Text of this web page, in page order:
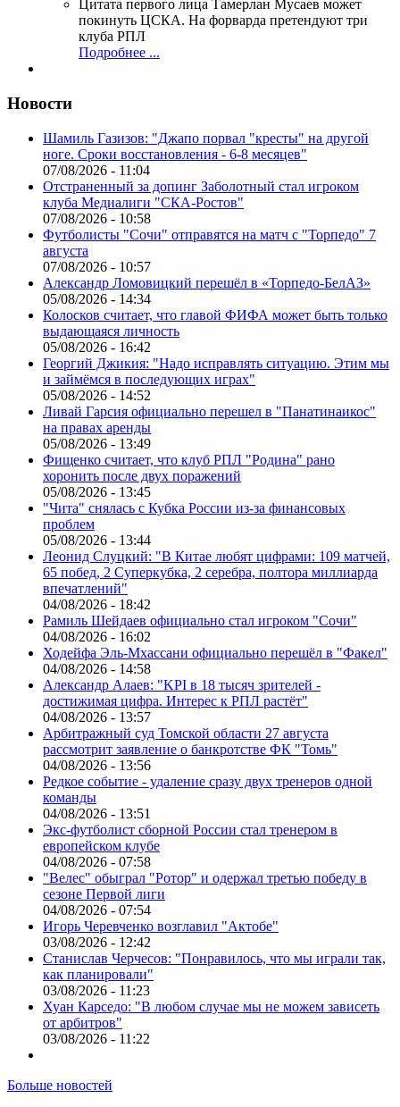
Цитата первого лица Тамерлан Мусаев может
покинуть ЦСКА. На форварда претендуют три
клуба РПЛ
Подробнее ...
Новости
Шамиль Газизов: "Джапо порвал "кресты" на другой
ноге. Сроки восстановления - 6-8 месяцев"
07/08/2026 - 11:04
Отстраненный за допинг Заболотный стал игроком
клуба Медиалиги "СКА-Ростов"
07/08/2026 - 10:58
Футболисты "Сочи" отправятся на матч с "Торпедо" 7
августа
07/08/2026 - 10:57
Александр Ломовицкий перешёл в «Торпедо-БелАЗ»
05/08/2026 - 14:34
Колосков считает, что главой ФИФА может быть только
выдающаяся личность
05/08/2026 - 16:42
Георгий Джикия: "Надо исправлять ситуацию. Этим мы
и займёмся в последующих играх"
05/08/2026 - 14:52
Ливай Гарсия официально перешел в "Панатинаикос"
на правах аренды
05/08/2026 - 13:49
Фищенко считает, что клуб РПЛ "Родина" рано
хоронить после двух поражений
05/08/2026 - 13:45
"Чита" снялась с Кубка России из-за финансовых
проблем
05/08/2026 - 13:44
Леонид Слуцкий: "В Китае любят цифрами: 109 матчей,
65 побед, 2 Суперкубка, 2 серебра, полтора миллиарда
впечатлений"
04/08/2026 - 18:42
Рамиль Шейдаев официально стал игроком "Сочи"
04/08/2026 - 16:02
Ходейфа Эль-Мхассани официально перешёл в "Факел"
04/08/2026 - 14:58
Александр Алаев: "KPI в 18 тысяч зрителей -
достижимая цифра. Интерес к РПЛ растёт"
04/08/2026 - 13:57
Арбитражный суд Томской области 27 августа
рассмотрит заявление о банкротстве ФК "Томь"
04/08/2026 - 13:56
Редкое событие - удаление сразу двух тренеров одной
команды
04/08/2026 - 13:51
Экс-футболист сборной России стал тренером в
европейском клубе
04/08/2026 - 07:58
"Велес" обыграл "Ротор" и одержал третью победу в
сезоне Первой лиги
04/08/2026 - 07:54
Игорь Черевченко возглавил "Актобе"
03/08/2026 - 12:42
Станислав Черчесов: "Понравилось, что мы играли так,
как планировали"
03/08/2026 - 11:23
Хуан Карседо: "В любом случае мы не можем зависеть
от арбитров"
03/08/2026 - 11:22
Больше новостей